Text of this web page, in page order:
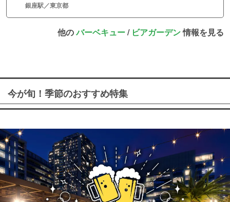
銀座駅／東京都
他のバーベキュー/ ビアガーデン情報を見る
今が旬！季節のおすすめ特集